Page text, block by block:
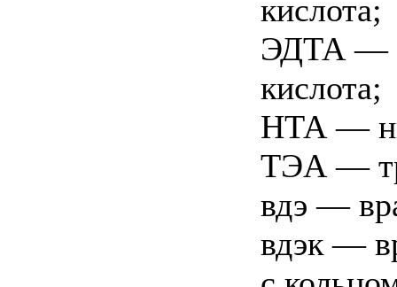
кислота;
ЭДТА —
кислота;
НТА —
ТЭА —
вдэ —
вдэк —